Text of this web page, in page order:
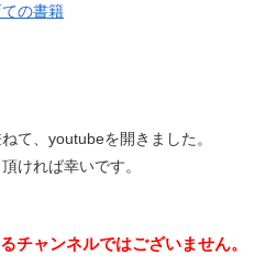
の書籍
て、youtubeを開きました。
ければ幸いです。
チャンネルではございません。